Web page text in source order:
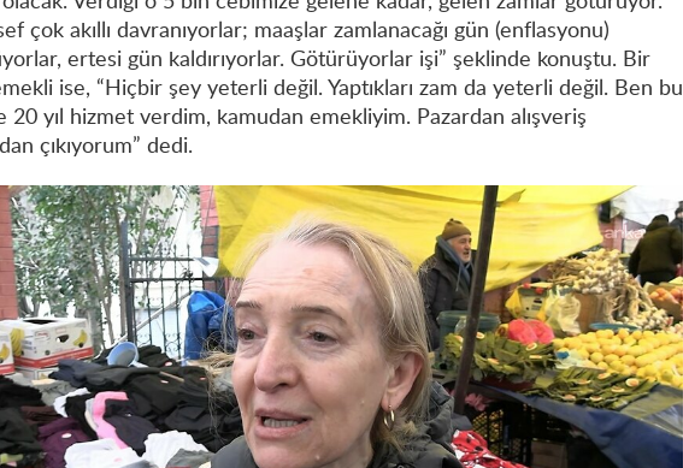
çok akıllı davranıyorlar; maaşlar zamlanacağı gün (enflasyonu)
ertesi gün kaldırıyorlar. Götürüyorlar işi” şeklinde konuştu. Bir
ise, “Hiçbir şey yeterli değil. Yaptıkları zam da yeterli değil. Ben bu
20 yıl hizmet verdim, kamudan emekliyim. Pazardan alışveriş
çıkıyorum” dedi.